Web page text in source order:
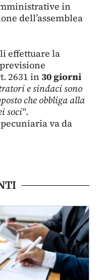
in
dell’assemblea
effettuare la
2631 in 30 giorni
e sindaci sono
che obbliga alla
soci".
va da